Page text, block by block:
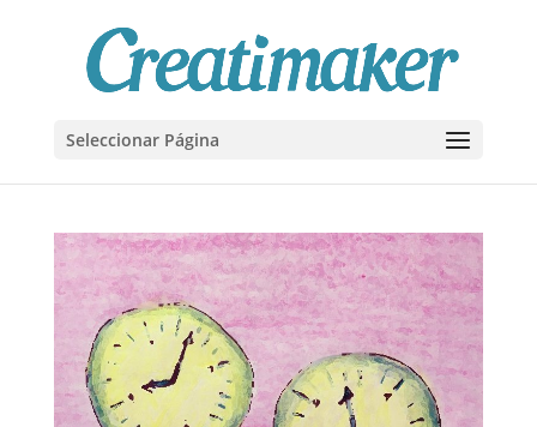
Seleccionar Página